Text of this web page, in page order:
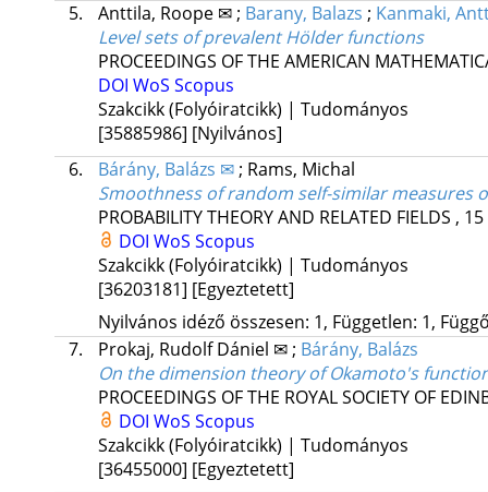
5.
Anttila, Roope ✉; Barany, Balazs ; Kanmaki,
Level sets of prevalent Hölder functions
PROCEEDINGS OF THE AMERICAN
DOI WoS Scopus
Szakcikk (Folyóiratcikk) | Tudományos
[35885986] [Nyilvános]
6.
Bárány, Balázs ✉; Rams, Michal
Smoothness of random self-similar
PROBABILITY THEORY AND RELATED FIELDS ,
DOI WoS Scopus
Szakcikk (Folyóiratcikk) | Tudományos
[36203181] [Egyeztetett]
Nyilvános idéző összesen: 1, Független: 1,
7.
Prokaj, Rudolf Dániel ✉; Bárány, Balázs
On the dimension theory of Okamoto's
PROCEEDINGS OF THE ROYAL SOCIETY OF
DOI WoS Scopus
Szakcikk (Folyóiratcikk) | Tudományos
[36455000] [Egyeztetett]